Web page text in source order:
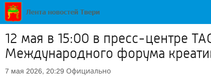
12 мая в 15:00 в пресс-центре
Международного форума
7 мая 2026, 20:29 Официально